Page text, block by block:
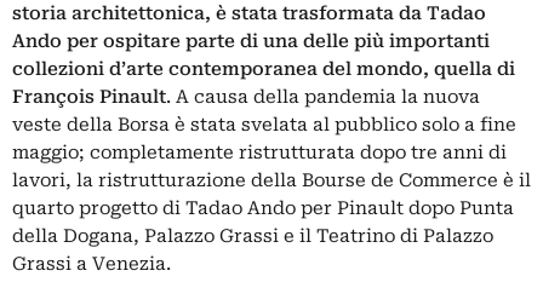
storia architettonica, è stata trasformata da Tadao
Ando per ospitare parte di una delle più importanti
collezioni d’arte contemporanea del mondo, quella di
François Pinault. A causa della pandemia la nuova
veste della Borsa è stata svelata al pubblico solo a fine
maggio; completamente ristrutturata dopo tre anni di
lavori, la ristrutturazione della Bourse de Commerce è il
quarto progetto di Tadao Ando per Pinault dopo Punta
della Dogana, Palazzo Grassi e il Teatrino di Palazzo
Grassi a Venezia.